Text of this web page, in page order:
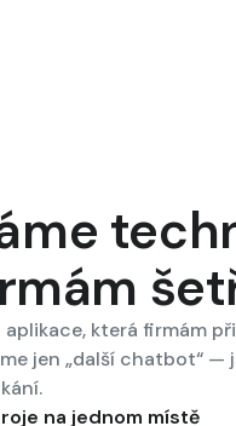
aplikace, která firmám
jen „další chatbot“ —
na jednom místě